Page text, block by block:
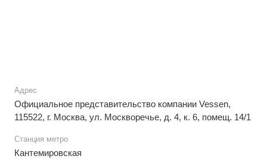
Адрес
Официальное представительство компании Vessen,
115522, г. Москва, ул. Москворечье, д. 4, к. 6, помещ. 14/1
Станция метро
Кантемировская